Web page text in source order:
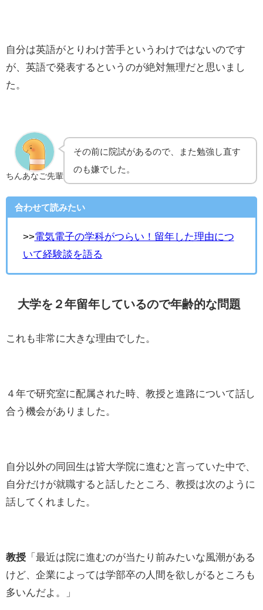
自分は英語がとりわけ苦手というわけではないのです
が、英語で発表するというのが絶対無理だと思いまし
た。
ちんあなご先輩
その前に院試があるので、また勉強し直す
のも嫌でした。
合わせて読みたい
>>電気電子の学科がつらい！留年した理由につ
いて経験談を語る
大学を２年留年しているので年齢的な問題
これも非常に大きな理由でした。
４年で研究室に配属された時、教授と進路について話し
合う機会がありました。
自分以外の同回生は皆大学院に進むと言っていた中で、
自分だけが就職すると話したところ、教授は次のように
話してくれました。
教授 「最近は院に進むのが当たり前みたいな風潮がある
けど、企業によっては学部卒の人間を欲しがるところも
多いんだよ。」